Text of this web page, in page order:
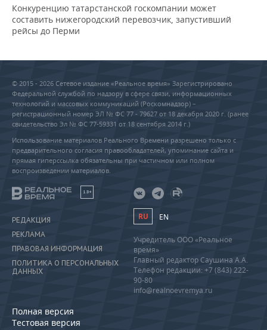
Конкуренцию татарстанской госкомпании может
составить нижегородский перевозчик, запустивший
рейсы до Перми
© 2015 - 2026 Сетевое издание «Реальное время» Зарегистрировано
Федеральной службой по надзору в сфере связи, информационных
технологий и массовых коммуникаций (Роскомнадзор) –
регистрационный номер ЭЛ № ФС 77 - 79627 от 18 декабря 2020 г. (ранее
свидетельство Эл № ФС 77-59331 от 18 сентября 2014 г.)
Использование материалов Реального Времени разрешено только с
предварительного согласия правообладателей, упоминание сайта и
прямая гиперссылка обязательны при частичном или полном
воспроизведении материалов.
18+
РЕДАКЦИЯ
РЕКЛАМА
ПРАВОВАЯ ИНФОРМАЦИЯ
ПОЛИТИКА О ПЕРСОНАЛЬНЫХ
ДАННЫХ
Полная версия
Тестовая версия
RU EN
Учредитель ООО «Реальное
время»
Главный редактор Саушина А.А.
Телефон редакции: +7 (843) 222-
90-80
info@realnoevremya.ru